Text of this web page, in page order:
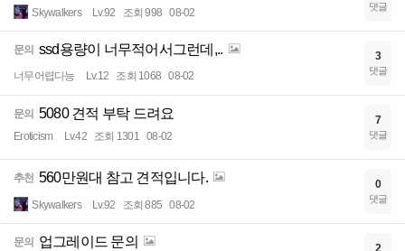
Skywalkers Lv.92 조회 998 08-02 댓글
문의 ssd용량이 너무적어서그런데,..
너무어렵다능 Lv.12 조회 1068 08-02
3
댓글
문의 5080 견적 부탁 드려요
Eroticism Lv.42 조회 1301 08-02
7
댓글
추천 560만원대 참고 견적입니다.
Skywalkers Lv.92 조회 885 08-02
0
댓글
문의 업그레이드 문의